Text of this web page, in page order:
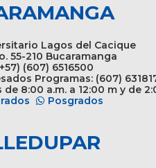
Lagos del Cacique
55-210 Bucaramanga
(607) 6516500
Programas: (607)
8:00 a.m. a 12:00 m y de
Posgrados